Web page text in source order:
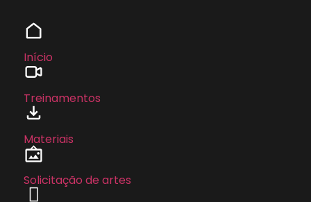
Início
Treinamentos
Materiais
Solicitação de artes